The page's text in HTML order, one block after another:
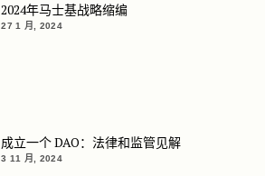
2024年马士基战略缩编
27 1 月, 2024
成立一个 DAO：法律和监管见解
3 11 月, 2024